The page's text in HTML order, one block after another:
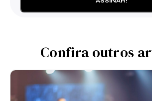
Confira outros